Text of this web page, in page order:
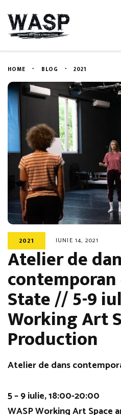
HOME BLOG 2021
2021 IUNIE 14, 2021
Atelier de
State // 5-9
Working Art
Production
Atelier de dans
5 – 9 iulie, 18:00-20:00
WASP Working Art Space